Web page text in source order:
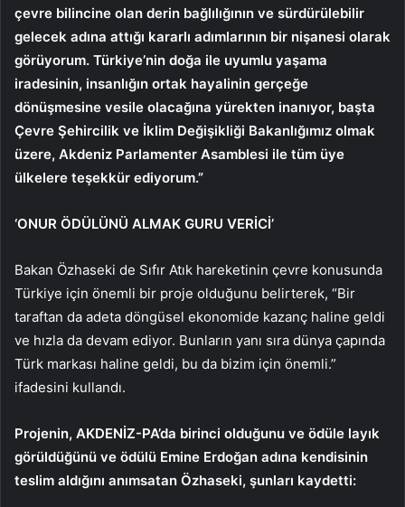
çevre bilincine olan derin bağlılığının ve sürdürülebilir
gelecek adına attığı kararlı adımlarının bir nişanesi olarak
görüyorum. Türkiye’nin doğa ile uyumlu yaşama
iradesinin, insanlığın ortak hayalinin gerçeğe
dönüşmesine vesile olacağına yürekten inanıyor, başta
Çevre Şehircilik ve İklim Değişikliği Bakanlığımız olmak
üzere, Akdeniz Parlamenter Asamblesi ile tüm üye
ülkelere teşekkür ediyorum.”
‘ONUR ÖDÜLÜNÜ ALMAK GURU VERİCİ’
Bakan Özhaseki de Sıfır Atık hareketinin çevre konusunda
Türkiye için önemli bir proje olduğunu belirterek, “Bir
taraftan da adeta döngüsel ekonomide kazanç haline geldi
ve hızla da devam ediyor. Bunların yanı sıra dünya çapında
Türk markası haline geldi, bu da bizim için önemli.”
ifadesini kullandı.
Projenin, AKDENİZ-PA’da birinci olduğunu ve ödüle layık
görüldüğünü ve ödülü Emine Erdoğan adına kendisinin
teslim aldığını anımsatan Özhaseki, şunları kaydetti: